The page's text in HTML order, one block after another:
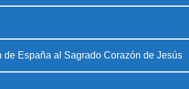
España al Sagrado Corazón de Jesús